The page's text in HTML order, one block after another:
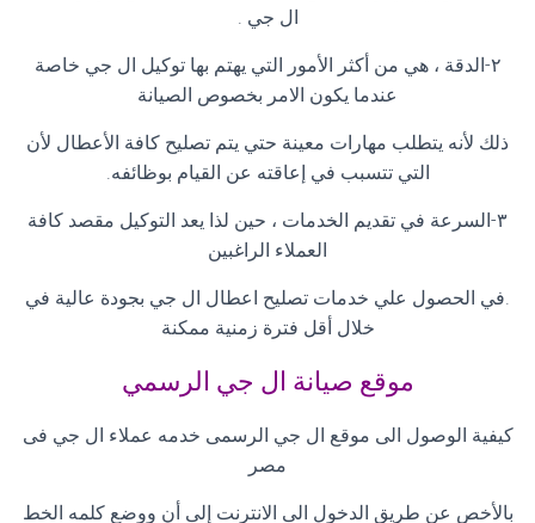
ال جي .
٢-الدقة ، هي من أكثر الأمور التي يهتم بها توكيل ال جي خاصة
عندما يكون الامر بخصوص الصيانة
ذلك لأنه يتطلب مهارات معينة حتي يتم تصليح كافة الأعطال لأن
التي تتسبب في إعاقته عن القيام بوظائفه.
٣-السرعة في تقديم الخدمات ، حين لذا يعد التوكيل مقصد كافة
العملاء الراغبين
.في الحصول علي خدمات تصليح اعطال ال جي بجودة عالية في
خلال أقل فترة زمنية ممكنة
موقع صيانة ال جي الرسمي
كيفية الوصول الى موقع ال جي الرسمى خدمه عملاء ال جي فى
مصر
بالأخص عن طريق الدخول الى الانترنت إلى أن ووضع كلمه الخط